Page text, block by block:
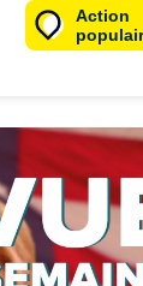
Action